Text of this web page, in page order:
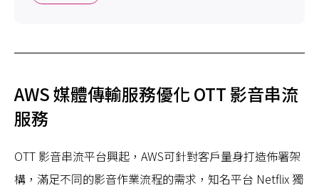
AWS 媒體傳輸服務優化 OTT 影音串流
服務
OTT 影音串流平台興起，AWS可針對客戶量身打造佈署架
構，滿足不同的影音作業流程的需求，知名平台 Netflix 獨